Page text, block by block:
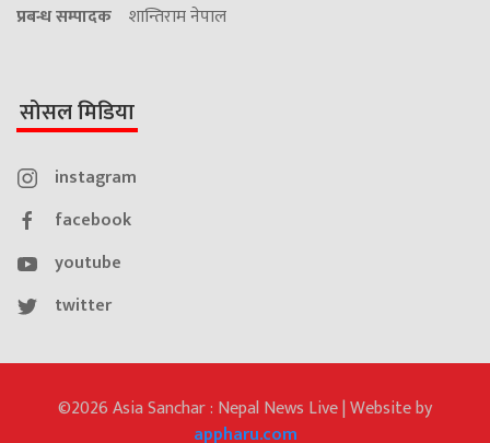
प्रबन्ध सम्पादक शान्तिराम नेपाल
सोसल मिडिया
instagram
facebook
youtube
twitter
©2026 Asia Sanchar : Nepal News Live | Website by
appharu.com